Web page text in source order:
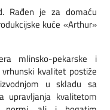
Rađen je za domaću
kuće «Arthur»
mlinsko-pekarske i
kvalitet postiže
u skladu sa
upravljanja kvalitetom